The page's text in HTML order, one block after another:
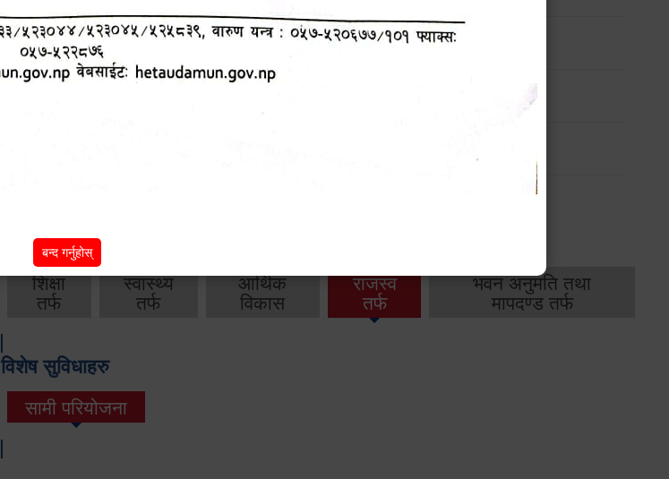
आ.व. २०८१/०८२ को वार्षिक बजेट, नीति तथा कार्यक्रम
अन्य विवरणहरु
शिक्षा
तर्फ
स्वास्थ्य
तर्फ
आर्थिक
विकास
राजस्व
तर्फ
भवन अनुमति तथा
मापदण्ड तर्फ
विशेष सुविधाहरु
सामी परियोजना
(active tab)
बन्द गर्नुहोस्